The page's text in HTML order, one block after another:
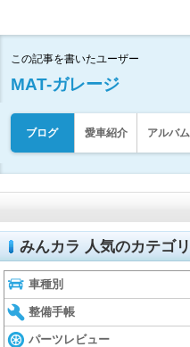
この記事を書いたユーザー
MAT-ガレージ
ブログ 愛車紹介 アルバム
みんカラ 人気のカテゴリ
車種別
整備手帳
パーツレビュー